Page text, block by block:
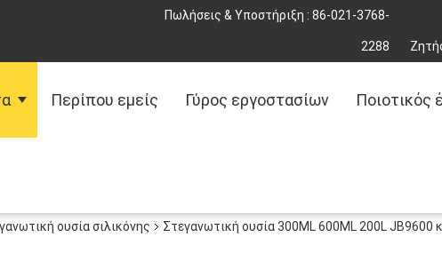
Πωλήσεις & Υποστήριξη : 86-021-3768-
2288
Περίπου εμείς Γύρος εργοστασίων Ποιοτικός
ουσία σιλικόνης Στεγανωτική ουσία 300ML 600ML 200L JB9600